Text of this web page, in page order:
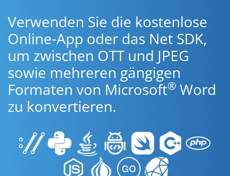
Verwenden Sie die kostenlose
Online-App oder das Net SDK,
um zwischen OTT und JPEG
sowie mehreren gängigen
Formaten von Microsoft® Word
zu konvertieren.